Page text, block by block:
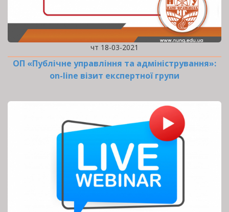
чт 18-03-2021
ОП «Публічне управління та адміністрування»:
оn-line візит експертної групи